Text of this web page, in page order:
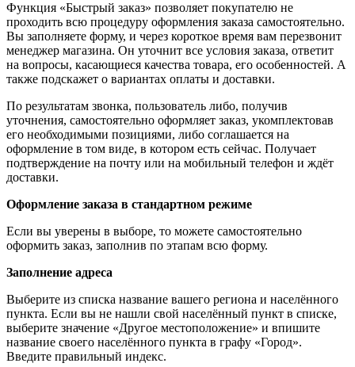
Функция «Быстрый заказ» позволяет покупателю не
проходить всю процедуру оформления заказа самостоятельно.
Вы заполняете форму, и через короткое время вам перезвонит
менеджер магазина. Он уточнит все условия заказа, ответит
на вопросы, касающиеся качества товара, его особенностей. А
также подскажет о вариантах оплаты и доставки.
По результатам звонка, пользователь либо, получив
уточнения, самостоятельно оформляет заказ, укомплектовав
его необходимыми позициями, либо соглашается на
оформление в том виде, в котором есть сейчас. Получает
подтверждение на почту или на мобильный телефон и ждёт
доставки.
Оформление заказа в стандартном режиме
Если вы уверены в выборе, то можете самостоятельно
оформить заказ, заполнив по этапам всю форму.
Заполнение адреса
Выберите из списка название вашего региона и населённого
пункта. Если вы не нашли свой населённый пункт в списке,
выберите значение «Другое местоположение» и впишите
название своего населённого пункта в графу «Город».
Введите правильный индекс.